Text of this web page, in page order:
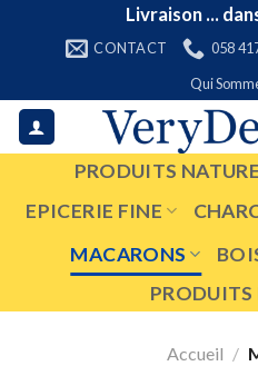
Livraison ...
CONTACT 058
Qui
PRODUITS
EPICERIE FINE
MACARONS
PRODUITS
Accueil /